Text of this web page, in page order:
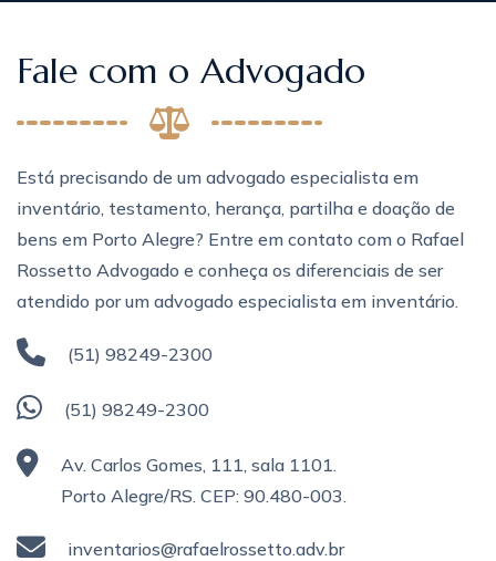
Fale com o Advogado
Está precisando de um advogado especialista em
inventário, testamento, herança, partilha e doação de
bens em Porto Alegre? Entre em contato com o Rafael
Rossetto Advogado e conheça os diferenciais de ser
atendido por um advogado especialista em inventário.
(51) 98249-2300
(51) 98249-2300
Av. Carlos Gomes, 111, sala 1101.
Porto Alegre/RS. CEP: 90.480-003.
inventarios@rafaelrossetto.adv.br